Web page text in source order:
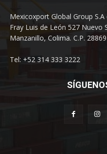
Mexicoxport Global Group S.A
Fray Luis de León 527 Nuevo
Manzanillo, Colima. C.P. 28869
Tel: +52 314 333 3222